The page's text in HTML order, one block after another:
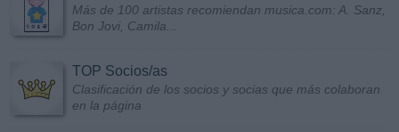
Más de 100 artistas recomiendan musica.com: A. Sanz,
Bon Jovi, Camila...
TOP Socios/as
Clasificación de los socios y socias que más colaboran
en la página